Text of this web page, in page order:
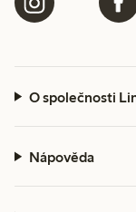
O společnosti
Nápověda